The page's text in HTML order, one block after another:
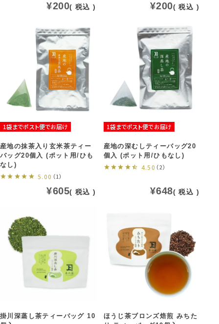
¥200 税込 ¥200 税込
1袋までポスト便でお届け
産地の抹茶入り玄米茶ティー
バッグ20個入 (ポット用/ひも
なし)
5.00 （1）
¥605 税込
1袋までポスト便でお届け
産地の深むしティーバッグ20
個入 (ポット用/ひもなし)
4.50 （2）
¥648 税込
掛川深蒸し茶ティーバッグ 10
ほうじ茶ブロンズ焙煎 みちた